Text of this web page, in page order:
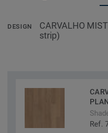
DESIGN
CARVALHO
strip)
Ref.